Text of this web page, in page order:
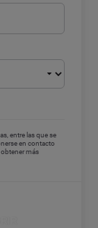
entre las que se
en contacto
más